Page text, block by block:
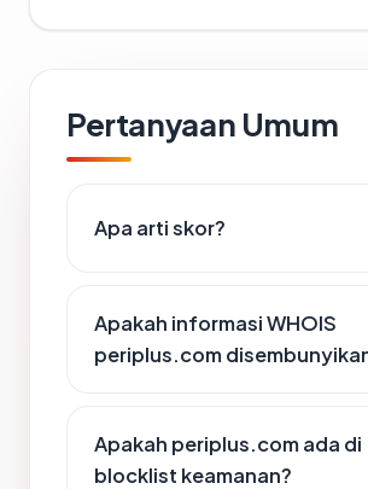
Pertanyaan Umum
Apa arti skor?
Apakah informasi WHOIS
periplus.com
Apakah periplus.com ada di
blocklist keamanan?